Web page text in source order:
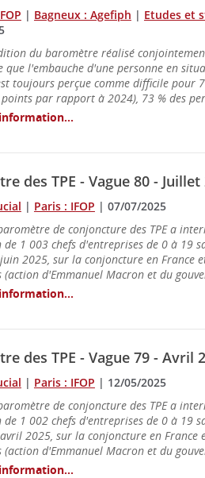
| Bagneux : Agefiph | Etudes et
du baromètre réalisé
que l'embauche d'une personne en
toujours perçue comme difficile pour
par rapport à 2024), 73 % des
des TPE - Vague 80 - Juillet
| Paris : IFOP | 07/07/2025
de conjoncture des TPE a
1 003 chefs d'entreprises de 0 à 19
2025, sur la conjoncture en France
(action d'Emmanuel Macron et du
des TPE - Vague 79 - Avril
| Paris : IFOP | 12/05/2025
de conjoncture des TPE a
1 002 chefs d'entreprises de 0 à 19
2025, sur la conjoncture en France
(action d'Emmanuel Macron et du